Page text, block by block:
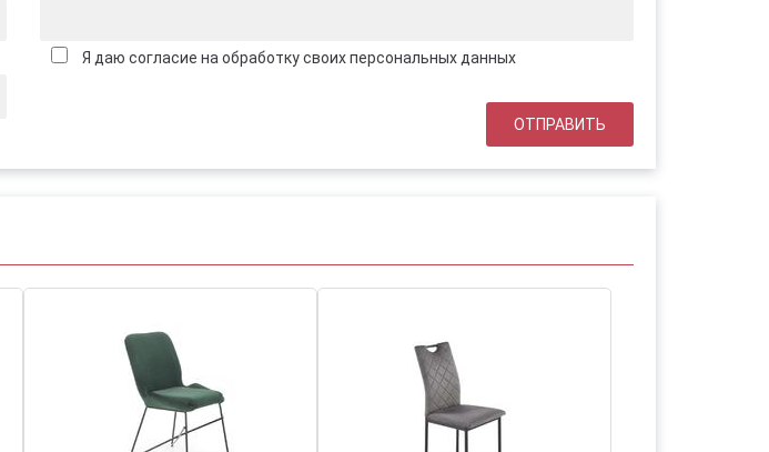
Я даю согласие на обработку своих персональных данных